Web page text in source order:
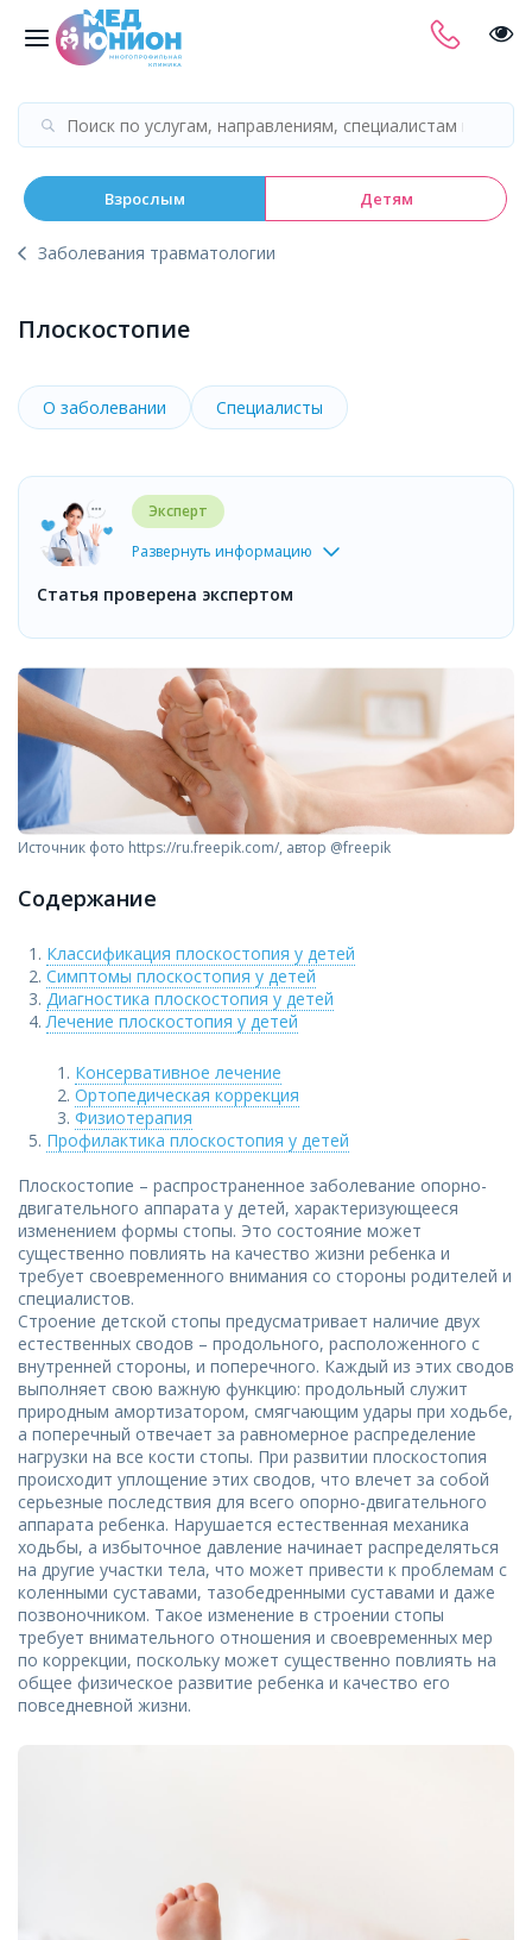
Взрослым Детям
Заболевания травматологии
Плоскостопие
О заболевании Специалисты
Эксперт
Развернуть информацию
Статья проверена экспертом
Источник фото https://ru.freepik.com/, автор @freepik
Содержание
Классификация плоскостопия у детей
Симптомы плоскостопия у детей
Диагностика плоскостопия у детей
Лечение плоскостопия у детей
Консервативное лечение
Ортопедическая коррекция
Физиотерапия
Профилактика плоскостопия у детей
Плоскостопие – распространенное заболевание опорно-
двигательного аппарата у детей, характеризующееся
изменением формы стопы. Это состояние может
существенно повлиять на качество жизни ребенка и
требует своевременного внимания со стороны родителей и
специалистов.
Строение детской стопы предусматривает наличие двух
естественных сводов – продольного, расположенного с
внутренней стороны, и поперечного. Каждый из этих сводов
выполняет свою важную функцию: продольный служит
природным амортизатором, смягчающим удары при ходьбе,
а поперечный отвечает за равномерное распределение
нагрузки на все кости стопы. При развитии плоскостопия
происходит уплощение этих сводов, что влечет за собой
серьезные последствия для всего опорно-двигательного
аппарата ребенка. Нарушается естественная механика
ходьбы, а избыточное давление начинает распределяться
на другие участки тела, что может привести к проблемам с
коленными суставами, тазобедренными суставами и даже
позвоночником. Такое изменение в строении стопы
требует внимательного отношения и своевременных мер
по коррекции, поскольку может существенно повлиять на
общее физическое развитие ребенка и качество его
повседневной жизни.